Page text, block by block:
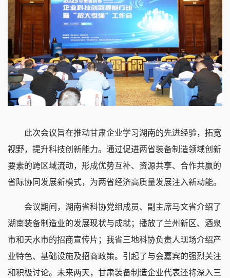
此次会议旨在推动甘肃企业学习湖南的先进经验，拓宽
视野，提升科技创新能力。通过促进两省装备制造领域创新
要素的跨区域流动，形成优势互补、资源共享、合作共赢的
省际协同发展新模式，为两省经济高质量发展注入新动能。
会议期间，湖南省科协党组成员、副主席马文省介绍了
湖南装备制造业的发展现状与成就；播放了兰州新区、酒泉
市和天水市的招商宣传片；我省三地科协负责人现场介绍产
业特色、基础设施及招商政策。引起了与会嘉宾的强烈关注
和积极讨论。未来两天，甘肃装备制造企业代表还将深入三